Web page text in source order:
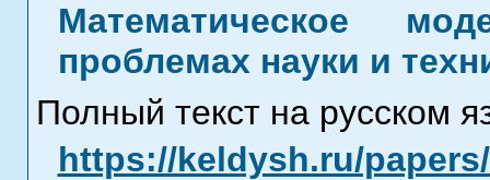
Математическое
проблемах науки и
Полный текст на русском
https://keldysh.ru/